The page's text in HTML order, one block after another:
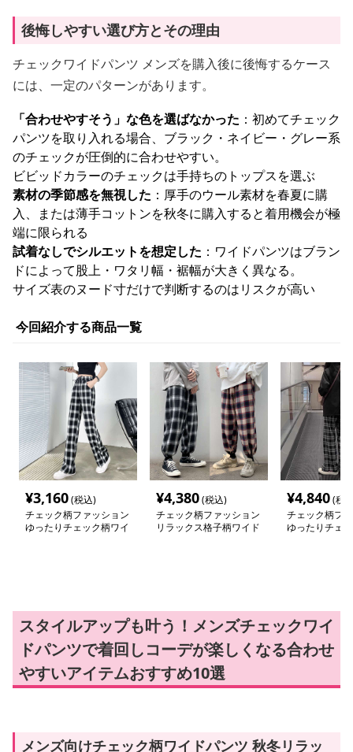
後悔しやすい選び方とその理由
チェックワイドパンツ メンズを購入後に後悔するケース
には、一定のパターンがあります。
「合わせやすそう」な色を選ばなかった ：初めてチェック
パンツを取り入れる場合、ブラック・ネイビー・グレー系
のチェックが圧倒的に合わせやすい。
ビビッドカラーのチェックは手持ちのトップスを選ぶ
素材の季節感を無視した ：厚手のウール素材を春夏に購
入、または薄手コットンを秋冬に購入すると着用機会が極
端に限られる
試着なしでシルエットを想定した ：ワイドパンツはブラン
ドによって股上・ワタリ幅・裾幅が大きく異なる。
サイズ表のヌード寸だけで判断するのはリスクが高い
今回紹介する商品一覧
¥3,160(税込)
チェック柄ファッション
ゆったりチェック柄ワイ
¥4,380(税込)
チェック柄ファッション
リラックス格子柄ワイド
¥4,840(税
チェック柄フ
ゆったりチェ
スタイルアップも叶う！メンズチェックワイ
ドパンツで着回しコーデが楽しくなる合わせ
やすいアイテムおすすめ10選
メンズ向けチェック柄ワイドパンツ 秋冬リラッ